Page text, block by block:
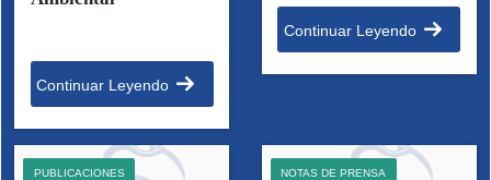
Continuar Leyendo
Continuar Leyendo
PUBLICACIONES NOTAS DE PRENSA